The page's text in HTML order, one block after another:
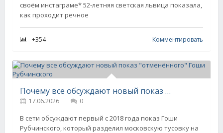
своём инстаграме* 52-летняя светская львица показала,
как проходит речное
+354 Комментировать
Почему все обсуждают новый показ "отменённого" Гоши Рубчинского
17.06.2026
0
В сети обсуждают первый с 2018 года показ Гоши
Рубчинского, который разделил московскую тусовку на